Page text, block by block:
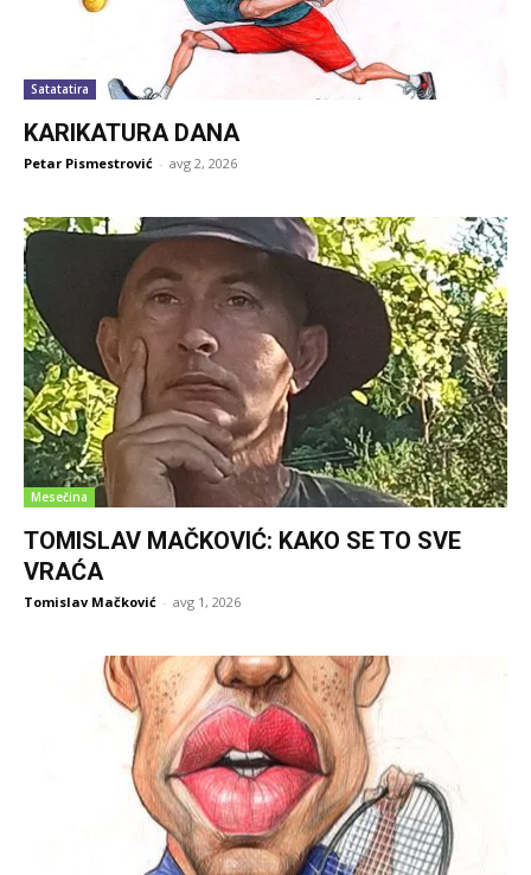
Satatatira
KARIKATURA DANA
Petar Pismestrović - avg 2, 2026
Mesečina
TOMISLAV MAČKOVIĆ: KAKO SE TO SVE
VRAĆA
Tomislav Mačković - avg 1, 2026